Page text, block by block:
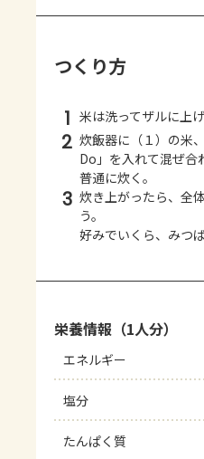
つくり方
1 米は洗ってザルに上
2 炊飯器に（１）の米
Do」を入れて混ぜ合
普通に炊く。
3 炊き上がったら、全
う。
好みでいくら、みつば
栄養情報（1人分）
エネルギー
塩分
たんぱく質